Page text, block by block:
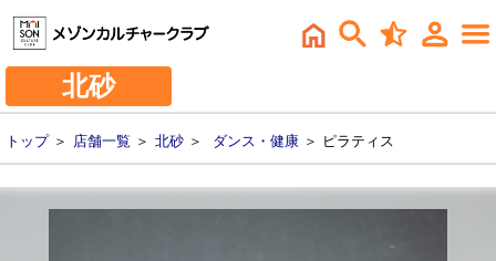
北砂
トップ＞ 店舗一覧 ＞ 北砂 ＞ ダンス・健康 ＞ ピラティス